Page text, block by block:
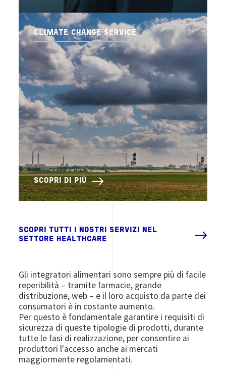
CLIMATE CHANGE SERVICE
SCOPRI DI PIÙ
SCOPRI TUTTI I NOSTRI SERVIZI NEL
SETTORE HEALTHCARE
Gli integratori alimentari sono sempre più di facile
reperibilità – tramite farmacie, grande
distribuzione, web – e il loro acquisto da parte dei
consumatori è in costante aumento.
Per questo è fondamentale garantire i requisiti di
sicurezza di queste tipologie di prodotti, durante
tutte le fasi di realizzazione, per consentire ai
produttori l'accesso anche ai mercati
maggiormente regolamentati.